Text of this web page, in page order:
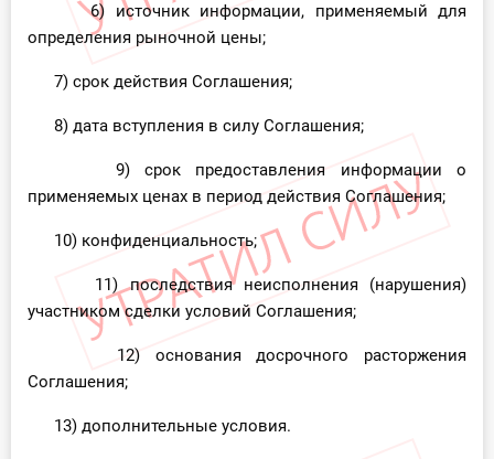
6) источник информации, применяемый для
определения рыночной цены;
7) срок действия Соглашения;
8) дата вступления в силу Соглашения;
9) срок предоставления информации о
применяемых ценах в период действия Соглашения;
10) конфиденциальность;
11) последствия неисполнения (нарушения)
участником сделки условий Соглашения;
12) основания досрочного расторжения
Соглашения;
13) дополнительные условия.